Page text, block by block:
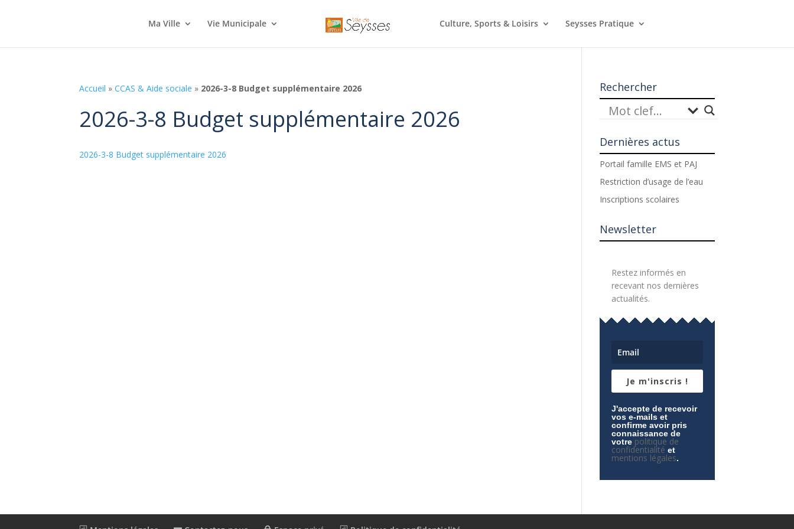
Ma Ville Vie Municipale Culture, Sports & Loisirs Seysses Pratique
Accueil »CCAS & Aide sociale » 2026-3-8 Budget supplémentaire 2026
2026-3-8 Budget supplémentaire 2026
2026-3-8 Budget supplémentaire 2026
Rechercher
Dernières actus
Portail famille EMS et PAJ
Restriction d’usage de l’eau
Inscriptions scolaires
Newsletter
Restez informés en
recevant nos dernières
actualités.
Je m'inscris !
J'accepte de recevoir
vos e-mails et
confirme avoir pris
connaissance de
votre politique de
confidentialité et
mentions légales.